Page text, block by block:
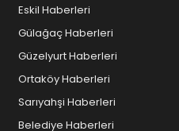
Eskil Haberleri
Gülağaç Haberleri
Güzelyurt Haberleri
Ortaköy Haberleri
Sarıyahşi Haberleri
Belediye Haberleri